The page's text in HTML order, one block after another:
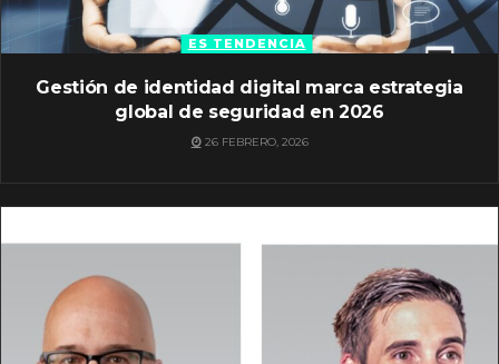
ES TENDENCIA
Gestión de identidad digital marca estrategia
global de seguridad en 2026
26 FEBRERO, 2026